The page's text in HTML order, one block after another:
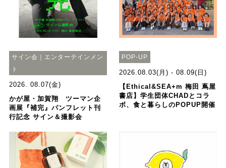
サイン会｜エンターテインメン
ト
2026. 08.07(金)
かが屋・加賀翔 ツーマン企
画展『補完』パンフレット刊
行記念 サイン＆撮影会
POP-UP
2026.08.03(月) - 08.09(日)
【Ethical&SEA+m 梅田 蔦屋
書店】学生団体CHADとコラ
ボ、食と暮らしのPOPUP開催